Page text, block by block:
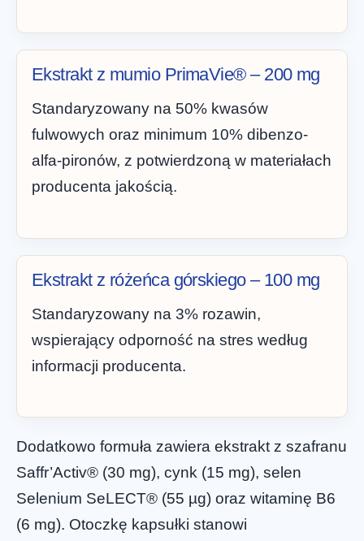
Ekstrakt z mumio PrimaVie® – 200 mg
Standaryzowany na 50% kwasów
fulwowych oraz minimum 10% dibenzo-
alfa-pironów, z potwierdzoną w materiałach
producenta jakością.
Ekstrakt z różeńca górskiego – 100 mg
Standaryzowany na 3% rozawin,
wspierający odporność na stres według
informacji producenta.
Dodatkowo formuła zawiera ekstrakt z szafranu
Saffr’Activ® (30 mg), cynk (15 mg), selen
Selenium SeLECT® (55 µg) oraz witaminę B6
(6 mg). Otoczkę kapsułki stanowi